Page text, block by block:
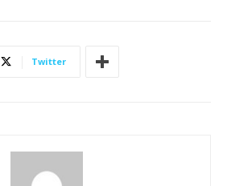
Twitter